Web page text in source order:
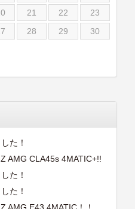
21 22
23
28 29
30
た！
AMG CLA45s 4MATIC+!!
た！
た！
AMG E43 4MATIC！！